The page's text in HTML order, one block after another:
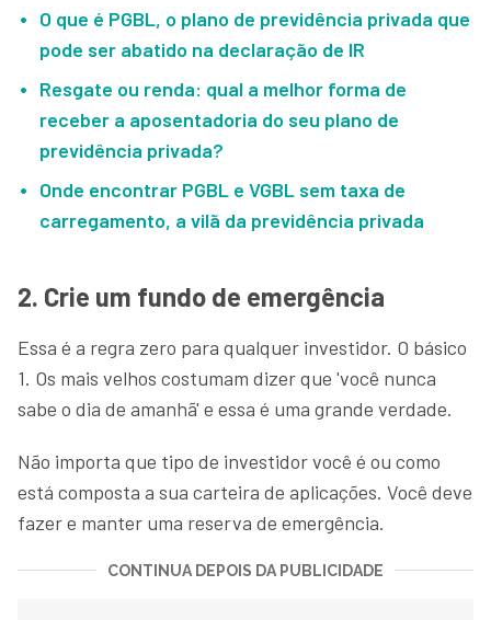
O que é PGBL, o plano de previdência privada que
pode ser abatido na declaração de IR
Resgate ou renda: qual a melhor forma de
receber a aposentadoria do seu plano de
previdência privada?
Onde encontrar PGBL e VGBL sem taxa de
carregamento, a vilã da previdência privada
2. Crie um fundo de emergência
Essa é a regra zero para qualquer investidor. O básico
1. Os mais velhos costumam dizer que 'você nunca
sabe o dia de amanhã' e essa é uma grande verdade.
Não importa que tipo de investidor você é ou como
está composta a sua carteira de aplicações. Você deve
fazer e manter uma reserva de emergência.
CONTINUA DEPOIS DA PUBLICIDADE